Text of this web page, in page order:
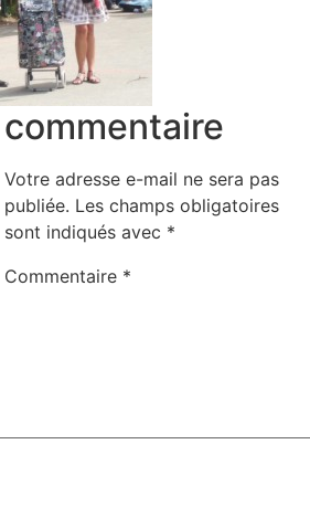
commentaire
Votre adresse e-mail ne sera pas
publiée. Les champs obligatoires
sont indiqués avec *
Commentaire *